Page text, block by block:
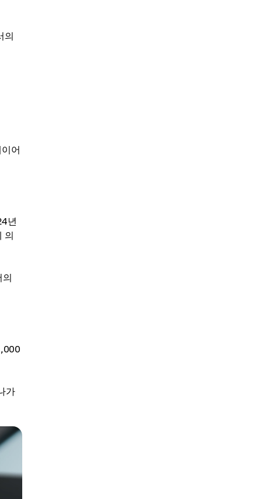
의
어
년
의
가